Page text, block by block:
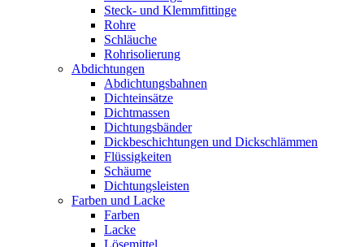
Steck- und Klemmfittinge
Rohre
Schläuche
Rohrisolierung
Abdichtungen
Abdichtungsbahnen
Dichteinsätze
Dichtmassen
Dichtungsbänder
Dickbeschichtungen und Dickschlämmen
Flüssigkeiten
Schäume
Dichtungsleisten
Farben und Lacke
Farben
Lacke
Lösemittel